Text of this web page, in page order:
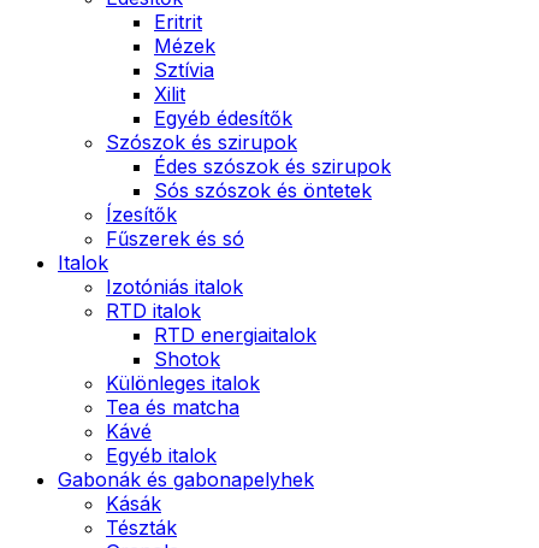
Eritrit
Mézek
Sztívia
Xilit
Egyéb édesítők
Szószok és szirupok
Édes szószok és szirupok
Sós szószok és öntetek
Ízesítők
Fűszerek és só
Italok
Izotóniás italok
RTD italok
RTD energiaitalok
Shotok
Különleges italok
Tea és matcha
Kávé
Egyéb italok
Gabonák és gabonapelyhek
Kásák
Tészták